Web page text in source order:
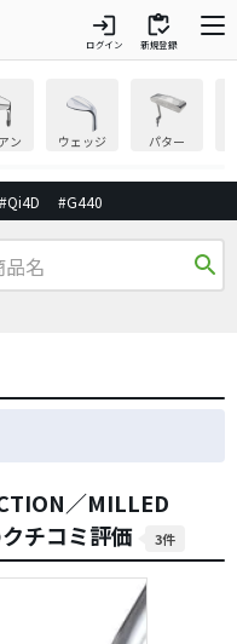
login
ログイン
inventory
新規登録
ン ウェッジ パター
#Qi4D #G440
search
／MILLED
チコミ評価
3件